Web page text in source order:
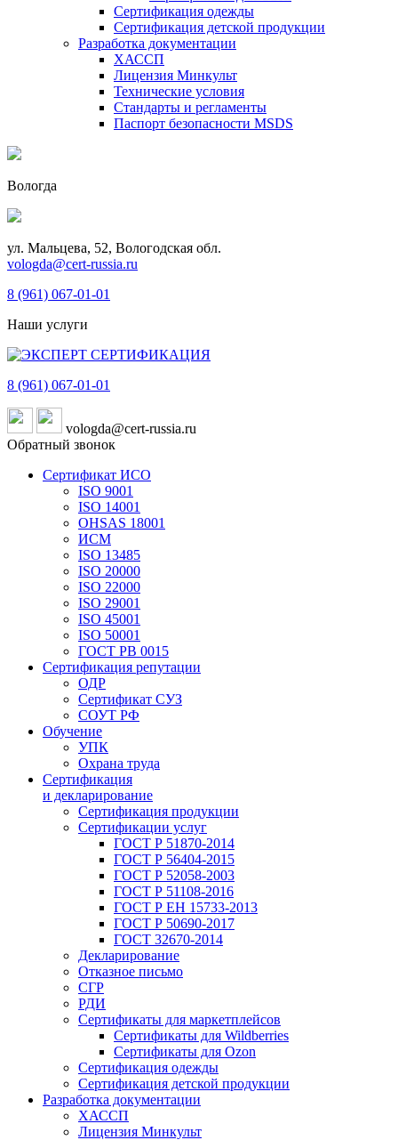
Сертификация одежды
Сертификация детской продукции
Разработка документации
ХАССП
Лицензия Минкульт
Технические условия
Стандарты и регламенты
Паспорт безопасности MSDS
Вологда
ул. Мальцева, 52, Вологодская обл.
vologda@cert-russia.ru
8 (961) 067-01-01
Наши услуги
8 (961) 067-01-01
vologda@cert-russia.ru
Обратный звонок
Сертификат ИСО
ISO 9001
ISO 14001
OHSAS 18001
ИСМ
ISO 13485
ISO 20000
ISO 22000
ISO 29001
ISO 45001
ISO 50001
ГОСТ РВ 0015
Сертификация репутации
ОДР
Сертификат СУЗ
СОУТ РФ
Обучение
УПК
Охрана труда
Сертификация
и декларирование
Сертификация продукции
Сертификации услуг
ГОСТ Р 51870-2014
ГОСТ Р 56404-2015
ГОСТ Р 52058-2003
ГОСТ Р 51108-2016
ГОСТ Р ЕН 15733-2013
ГОСТ Р 50690-2017
ГОСТ 32670-2014
Декларирование
Отказное письмо
СГР
РДИ
Сертификаты для маркетплейсов
Сертификаты для Wildberries
Сертификаты для Ozon
Сертификация одежды
Сертификация детской продукции
Разработка документации
ХАССП
Лицензия Минкульт